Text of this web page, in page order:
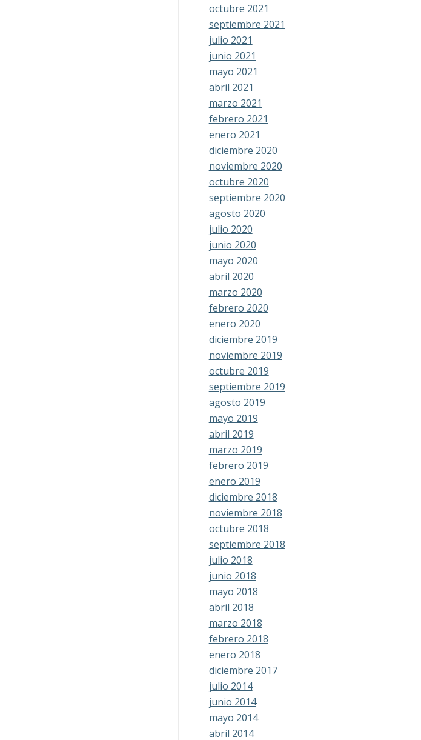
octubre 2021
septiembre 2021
julio 2021
junio 2021
mayo 2021
abril 2021
marzo 2021
febrero 2021
enero 2021
diciembre 2020
noviembre 2020
octubre 2020
septiembre 2020
agosto 2020
julio 2020
junio 2020
mayo 2020
abril 2020
marzo 2020
febrero 2020
enero 2020
diciembre 2019
noviembre 2019
octubre 2019
septiembre 2019
agosto 2019
mayo 2019
abril 2019
marzo 2019
febrero 2019
enero 2019
diciembre 2018
noviembre 2018
octubre 2018
septiembre 2018
julio 2018
junio 2018
mayo 2018
abril 2018
marzo 2018
febrero 2018
enero 2018
diciembre 2017
julio 2014
junio 2014
mayo 2014
abril 2014